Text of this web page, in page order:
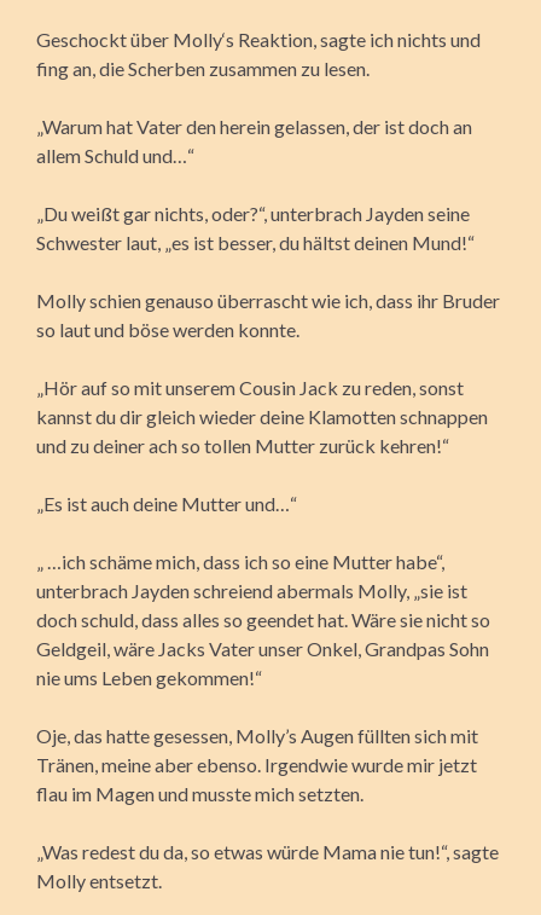
Geschockt über Molly‘s Reaktion, sagte ich nichts und
fing an, die Scherben zusammen zu lesen.
„Warum hat Vater den herein gelassen, der ist doch an
allem Schuld und…“
„Du weißt gar nichts, oder?“, unterbrach Jayden seine
Schwester laut, „es ist besser, du hältst deinen Mund!“
Molly schien genauso überrascht wie ich, dass ihr Bruder
so laut und böse werden konnte.
„Hör auf so mit unserem Cousin Jack zu reden, sonst
kannst du dir gleich wieder deine Klamotten schnappen
und zu deiner ach so tollen Mutter zurück kehren!“
„Es ist auch deine Mutter und…“
„ …ich schäme mich, dass ich so eine Mutter habe“,
unterbrach Jayden schreiend abermals Molly, „sie ist
doch schuld, dass alles so geendet hat. Wäre sie nicht so
Geldgeil, wäre Jacks Vater unser Onkel, Grandpas Sohn
nie ums Leben gekommen!“
Oje, das hatte gesessen, Molly’s Augen füllten sich mit
Tränen, meine aber ebenso. Irgendwie wurde mir jetzt
flau im Magen und musste mich setzten.
„Was redest du da, so etwas würde Mama nie tun!“, sagte
Molly entsetzt.